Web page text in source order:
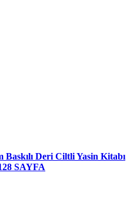
Deri Ciltli Yasin Kitabı
SAYFA